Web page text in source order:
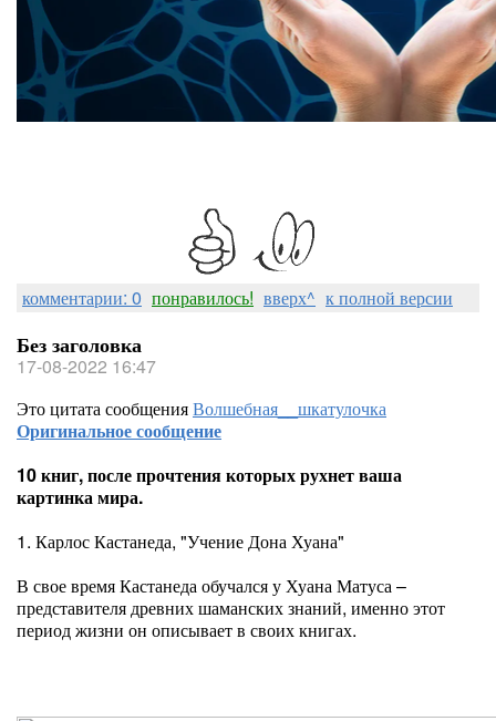
комментарии: 0 понравилось! вверх^ к полной версии
Без заголовка
17-08-2022 16:47
Это цитата сообщенияВолшебная__шкатулочка
Оригинальное сообщение
10 книг, после прочтения которых рухнет ваша
картинка мира.
1. Карлос Кастанеда, "Учение Дона Хуана"
В свое время Кастанеда обучался у Хуана Матуса –
представителя древних шаманских знаний, именно этот
период жизни он описывает в своих книгах.